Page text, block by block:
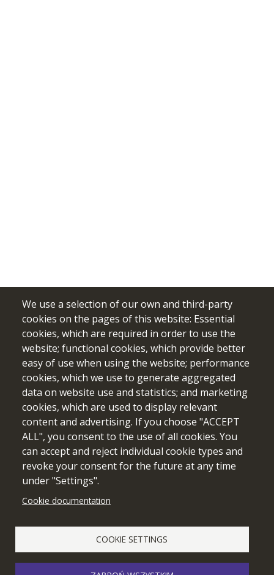
We use a selection of our own and third-party
cookies on the pages of this website: Essential
cookies, which are required in order to use the
website; functional cookies, which provide better
easy of use when using the website; performance
cookies, which we use to generate aggregated
data on website use and statistics; and marketing
cookies, which are used to display relevant
content and advertising. If you choose "ACCEPT
ALL", you consent to the use of all cookies. You
can accept and reject individual cookie types and
revoke your consent for the future at any time
under "Settings".
Cookie documentation
COOKIE SETTINGS